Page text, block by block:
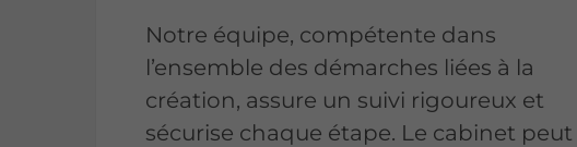
Notre équipe, compétente dans
l’ensemble des démarches liées à la
création, assure un suivi rigoureux et
sécurise chaque étape. Le cabinet peut